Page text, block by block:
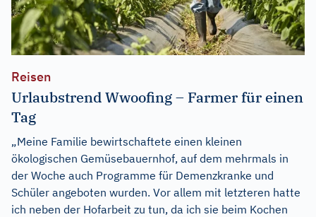
Reisen
Urlaubstrend Wwoofing – Farmer für einen
Tag
„Meine Familie bewirtschaftete einen kleinen
ökologischen Gemüsebauernhof, auf dem mehrmals in
der Woche auch Programme für Demenzkranke und
Schüler angeboten wurden. Vor allem mit letzteren hatte
ich neben der Hofarbeit zu tun, da ich sie beim Kochen